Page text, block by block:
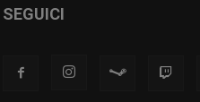
SEGUICI